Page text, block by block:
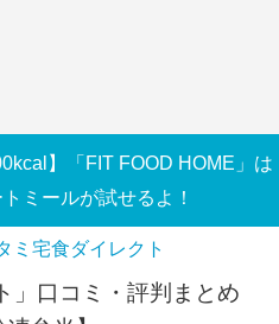
】「FIT FOOD HOME」は
ミールが試せるよ！
ミ宅食ダイレクト
」口コミ・評判まとめ